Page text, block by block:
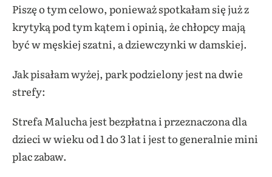
Piszę o tym celowo, ponieważ spotkałam się już z
krytyką pod tym kątem i opinią, że chłopcy mają
być w męskiej szatni, a dziewczynki w damskiej.
Jak pisałam wyżej, park podzielony jest na dwie
strefy:
Strefa Malucha jest bezpłatna i przeznaczona dla
dzieci w wieku od 1 do 3 lat i jest to generalnie mini
plac zabaw.